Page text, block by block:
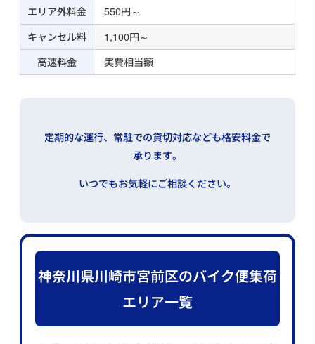
エリア外料金
550円～
キャンセル料
1,100円～
高速料金
実費相当額
定期的な運行、常駐での貸切対応なども格安料金で
承ります。
いつでもお気軽にご相談ください。
神奈川県川崎市宮前区のバイク便集荷
エリア一覧